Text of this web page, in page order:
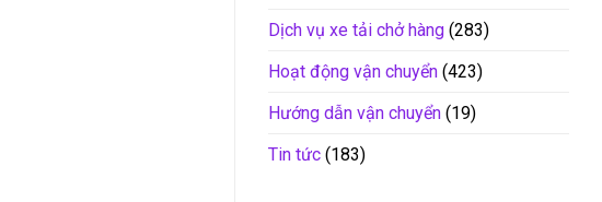
Dịch vụ xe tải chở hàng (283)
Hoạt động vận chuyển (423)
Hướng dẫn vận chuyển (19)
Tin tức (183)